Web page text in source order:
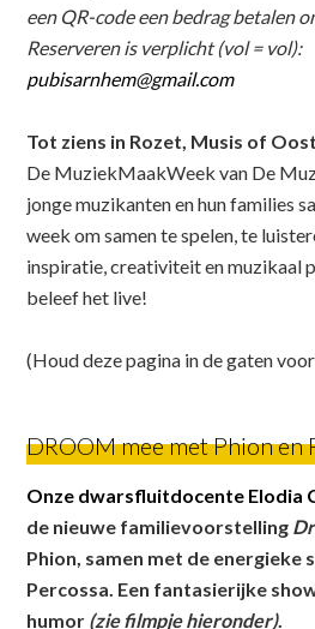
een QR-code een bedrag betalen
Reserveren is verplicht (vol = vol):
pubisarnhem@gmail.com
Tot ziens in Rozet, Musis of
De MuziekMaakWeek van De
jonge muzikanten en hun families
week om samen te spelen, te
inspiratie, creativiteit en muzikaal
beleef het live!
(Houd deze pagina in de gaten
DROOM mee met Phion en
Onze dwarsfluitdocente Elodia
de nieuwe familievoorstelling
Phion, samen met de energieke
Percossa. Een fantasierijke
humor (zie filmpje hieronder).